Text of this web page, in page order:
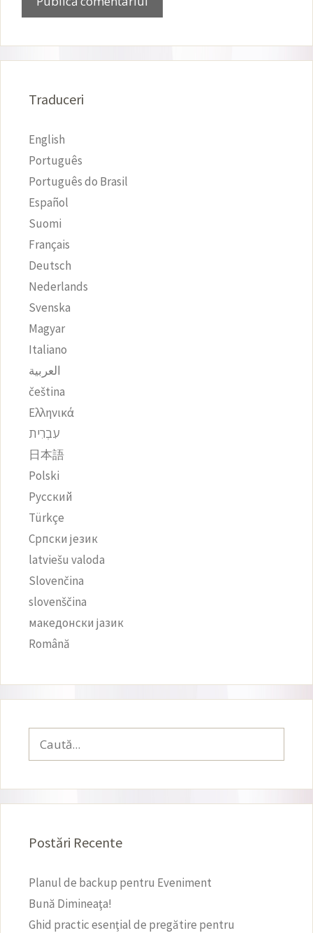
Traduceri
English
Português
Português do Brasil
Español
Suomi
Français
Deutsch
Nederlands
Svenska
Magyar
Italiano
العربية
čeština‎
Ελληνικά
עִבְרִית
日本語
Polski
Русский
Türkçe
Српски језик
latviešu valoda
Slovenčina
slovenščina
македонски јазик
Română
după:
Postări Recente
Planul de backup pentru Eveniment
Bună Dimineaţa!
Ghid practic esenţial de pregătire pentru